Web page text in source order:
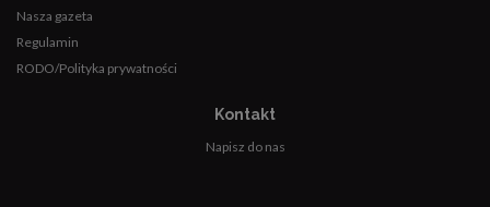
Nasza gazeta
Regulamin
RODO/Polityka prywatności
Kontakt
Napisz do nas